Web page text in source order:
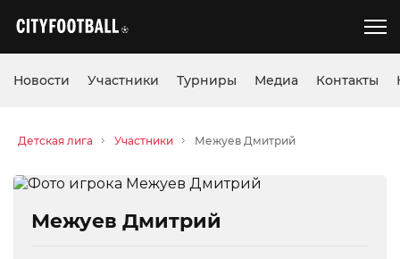
Новости Участники Турниры Медиа Контакты
Детская лига Участники Межуев Дмитрий
Межуев Дмитрий